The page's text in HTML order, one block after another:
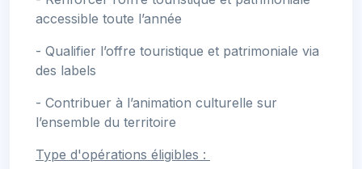
accessible toute l’année
- Qualifier l’offre touristique et patrimoniale via
des labels
- Contribuer à l’animation culturelle sur
l’ensemble du territoire
Type d'opérations éligibles :